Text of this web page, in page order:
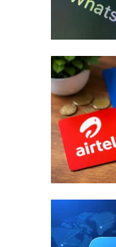
CARTOONS
LITERATURE